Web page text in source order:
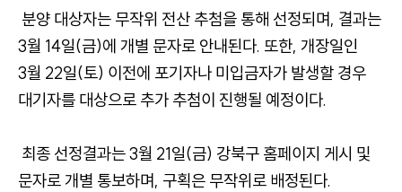
분양 대상자는 무작위 전산 추첨을 통해 선정되며, 결과는
3월 14일(금)에 개별 문자로 안내된다. 또한, 개장일인
3월 22일(토) 이전에 포기자나 미입금자가 발생할 경우
대기자를 대상으로 추가 추첨이 진행될 예정이다.
최종 선정결과는 3월 21일(금) 강북구 홈페이지 게시 및
문자로 개별 통보하며, 구획은 무작위로 배정된다.